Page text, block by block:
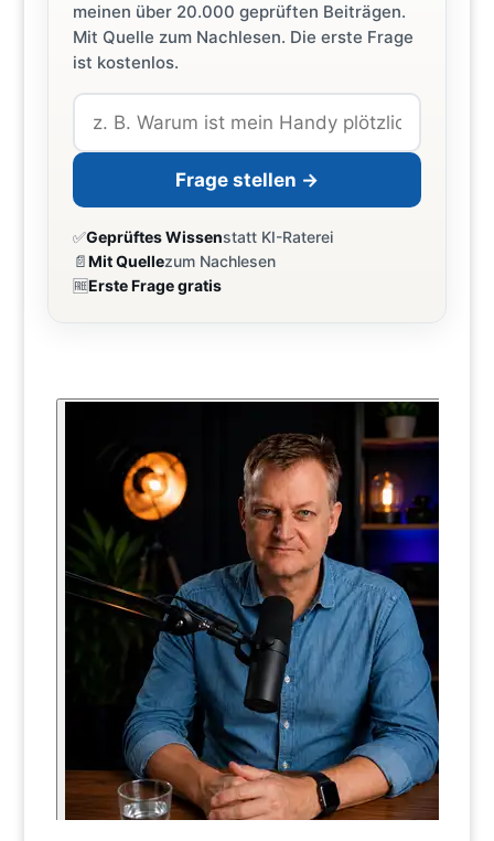
meinen über 20.000 geprüften Beiträgen.
Mit Quelle zum Nachlesen. Die erste Frage
ist kostenlos.
Frage stellen →
✅Geprüftes Wissenstatt KI-Raterei
📄Mit Quellezum Nachlesen
🆓Erste Frage gratis